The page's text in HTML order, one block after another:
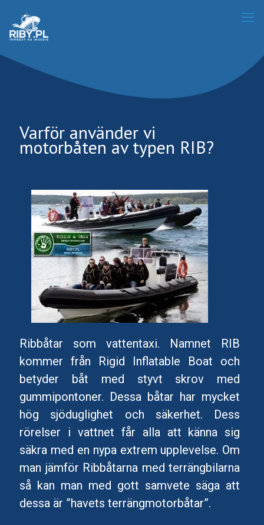
Varför använder vi
motorbåten av typen RIB?
Ribbåtar som vattentaxi. Namnet RIB
kommer från Rigid Inflatable Boat och
betyder båt med styvt skrov med
gummipontoner. Dessa båtar har mycket
hög sjöduglighet och säkerhet. Dess
rörelser i vattnet får alla att känna sig
säkra med en nypa extrem upplevelse. Om
man jämför Ribbåtarna med terrängbilarna
så kan man med gott samvete säga att
dessa är ”havets terrängmotorbåtar”.